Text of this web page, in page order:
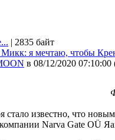
| 2835 байт
я мечтаю, чтобы
в 08/12/2020 07:10:00
cтало известно, что
компании Narva Gate OÜ